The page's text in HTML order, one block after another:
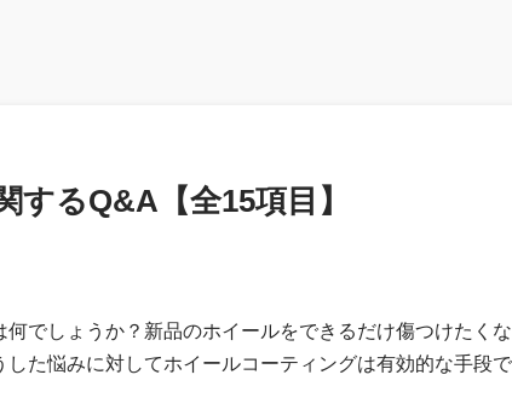
るQ&A【全15項目】
でしょうか？新品のホイールをできるだけ傷つけたくな
た悩みに対してホイールコーティングは有効的な手段で